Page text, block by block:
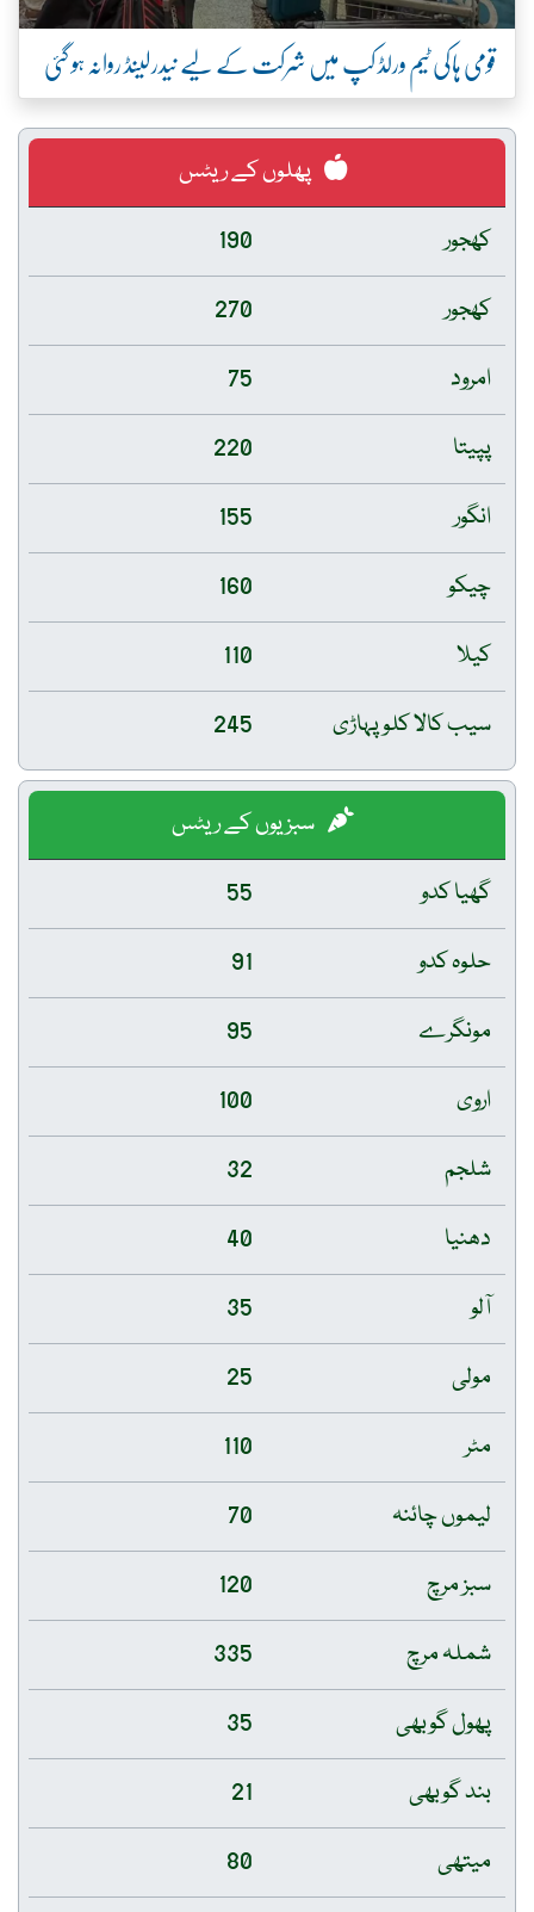
قومی ہاکی ٹیم ورلڈ کپ میں شرکت کے لیے نیدرلینڈ روانہ ہو گئی
پھلوں کے ریٹس
کھجور
190
کھجور
270
امرود
75
پپیتا
220
انگور
155
چیکو
160
کیلا
110
سیب کالا کلو پہاڑی
245
سبزیوں کے ریٹس
گھیا کدو
55
حلوہ کدو
91
مونگرے
95
اروی
100
شلجم
32
دھنیا
40
آلو
35
مولی
25
مٹر
110
لیموں چائنہ
70
سبز مرچ
120
شملہ مرچ
335
پھول گوبھی
35
بند گوبھی
21
میتھی
80